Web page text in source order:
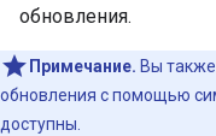
обновления.
Примечание. Вы
обновления с помощью
доступны.